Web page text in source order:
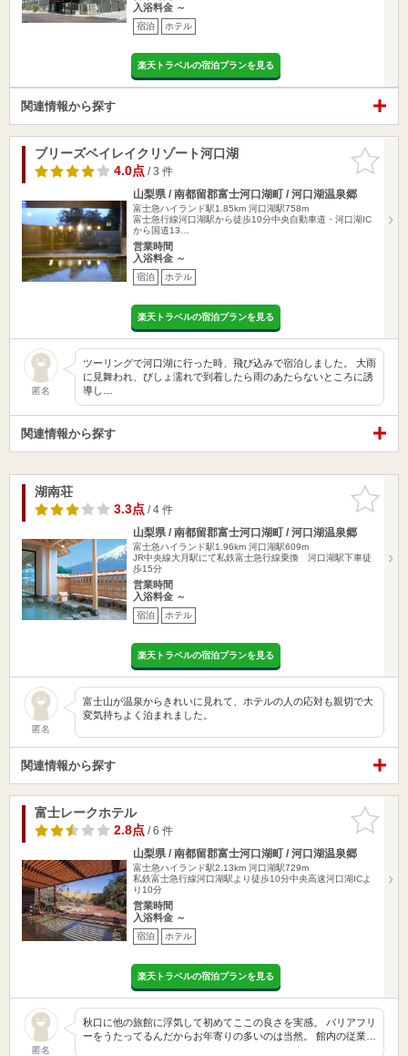
入浴料金 ～
宿泊 ホテル
楽天トラベルの宿泊プランを見る
関連情報から探す
お気に入
りに追加
ブリーズベイレイクリゾート河口湖
4.0点/ 3 件
山梨県 / 南都留郡富士河口湖町 / 河口湖温泉郷
富士急ハイランド駅1.85km 河口湖駅758m
富士急行線河口湖駅から徒歩10分中央自動車道・河口湖IC
から国道13…
営業時間
入浴料金 ～
宿泊 ホテル
楽天トラベルの宿泊プランを見る
匿名
ツーリングで河口湖に行った時、飛び込みで宿泊しました。 大雨
に見舞われ、びしょ濡れで到着したら雨のあたらないところに誘
導し…
関連情報から探す
お気に入
りに追加
湖南荘
3.3点/ 4 件
山梨県 / 南都留郡富士河口湖町 / 河口湖温泉郷
富士急ハイランド駅1.96km 河口湖駅609m
JR中央線大月駅にて私鉄富士急行線乗換 河口湖駅下車徒
歩15分
営業時間
入浴料金 ～
宿泊 ホテル
楽天トラベルの宿泊プランを見る
匿名
富士山が温泉からきれいに見れて、ホテルの人の応対も親切で大
変気持ちよく泊まれました。
関連情報から探す
お気に入
りに追加
富士レークホテル
2.8点/ 6 件
山梨県 / 南都留郡富士河口湖町 / 河口湖温泉郷
富士急ハイランド駅2.13km 河口湖駅729m
私鉄富士急行線河口湖駅より徒歩10分中央高速河口湖ICよ
り10分
営業時間
入浴料金 ～
宿泊 ホテル
楽天トラベルの宿泊プランを見る
匿名
秋口に他の旅館に浮気して初めてここの良さを実感。 バリアフリ
ーをうたってるんだからお年寄りの多いのは当然。 館内の従業…